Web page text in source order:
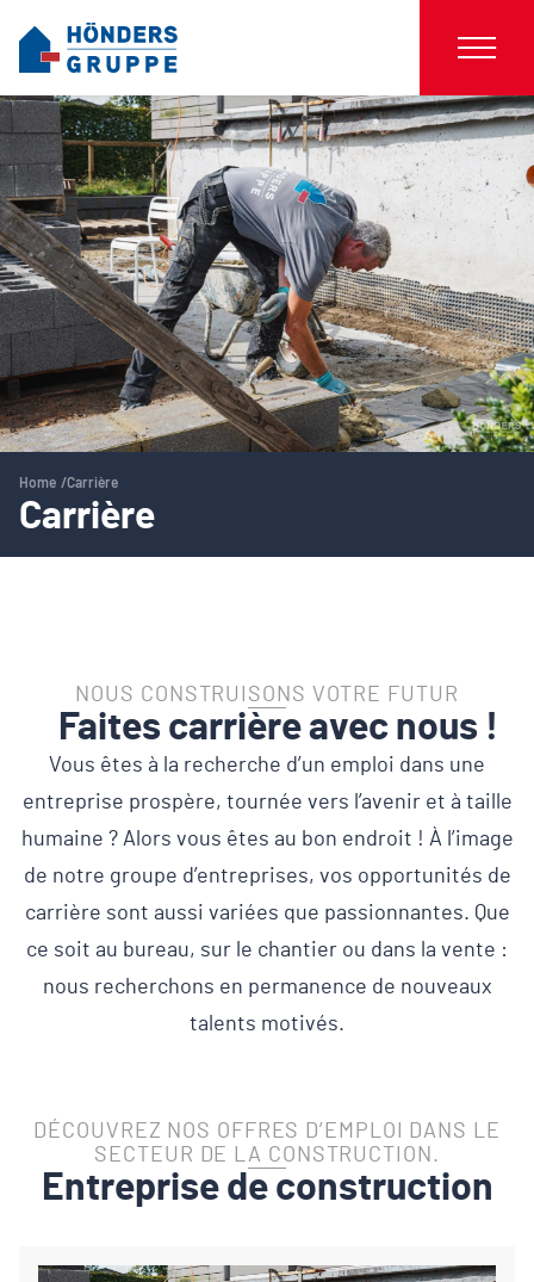
Home Carrière
Carrière
NOUS CONSTRUISONS VOTRE FUTUR
Faites carrière avec nous !
Vous êtes à la recherche d’un emploi dans une
entreprise prospère, tournée vers l’avenir et à taille
humaine ? Alors vous êtes au bon endroit ! À l’image
de notre groupe d’entreprises, vos opportunités de
carrière sont aussi variées que passionnantes. Que
ce soit au bureau, sur le chantier ou dans la vente :
nous recherchons en permanence de nouveaux
talents motivés.
DÉCOUVREZ NOS OFFRES D’EMPLOI DANS LE
SECTEUR DE LA CONSTRUCTION.
Entreprise de construction